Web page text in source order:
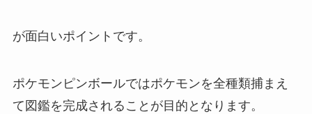
が面白いポイントです。
ポケモンピンボールではポケモンを全種類捕まえ
て図鑑を完成されることが目的となります。